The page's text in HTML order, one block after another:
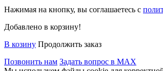
Нажимая на кнопку, вы соглашаетесь с
Добавлено в корзину!
В козину Продолжить заказ
Позвонить нам Задать вопрос в MAX